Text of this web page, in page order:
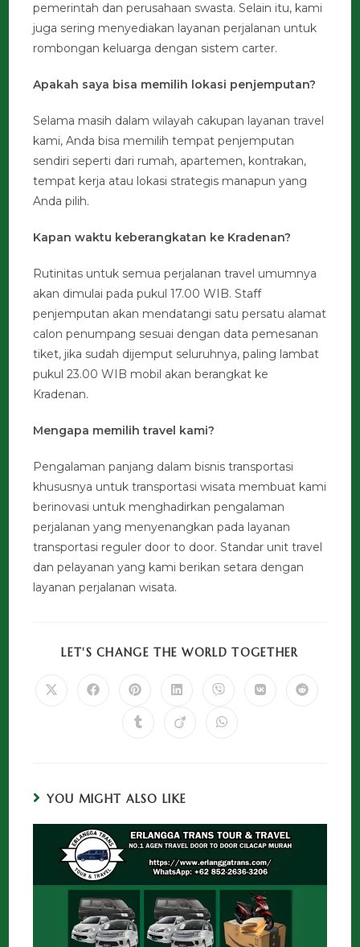
pemerintah dan perusahaan swasta. Selain itu, kami
juga sering menyediakan layanan perjalanan untuk
rombongan keluarga dengan sistem carter.
Apakah saya bisa memilih lokasi penjemputan?
Selama masih dalam wilayah cakupan layanan travel
kami, Anda bisa memilih tempat penjemputan
sendiri seperti dari rumah, apartemen, kontrakan,
tempat kerja atau lokasi strategis manapun yang
Anda pilih.
Kapan waktu keberangkatan ke Kradenan?
Rutinitas untuk semua perjalanan travel umumnya
akan dimulai pada pukul 17.00 WIB. Staff
penjemputan akan mendatangi satu persatu alamat
calon penumpang sesuai dengan data pemesanan
tiket, jika sudah dijemput seluruhnya, paling lambat
pukul 23.00 WIB mobil akan berangkat ke
Kradenan.
Mengapa memilih travel kami?
Pengalaman panjang dalam bisnis transportasi
khususnya untuk transportasi wisata membuat kami
berinovasi untuk menghadirkan pengalaman
perjalanan yang menyenangkan pada layanan
transportasi reguler door to door. Standar unit travel
dan pelayanan yang kami berikan setara dengan
layanan perjalanan wisata.
LET'S CHANGE THE WORLD TOGETHER
YOU MIGHT ALSO LIKE